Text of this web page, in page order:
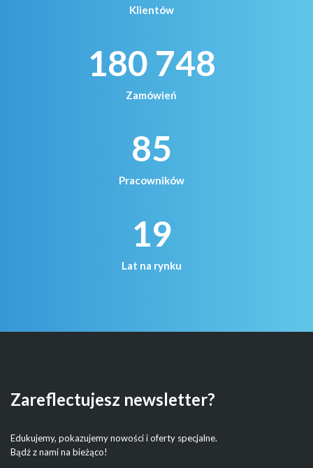
Klientów
180 748
Zamówień
85
Pracowników
19
Lat na rynku
Zareflectujesz newsletter?
Edukujemy, pokazujemy nowości i oferty specjalne.
Bądź z nami na bieżąco!